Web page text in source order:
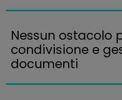
Nessun ostacolo
condivisione e
documenti